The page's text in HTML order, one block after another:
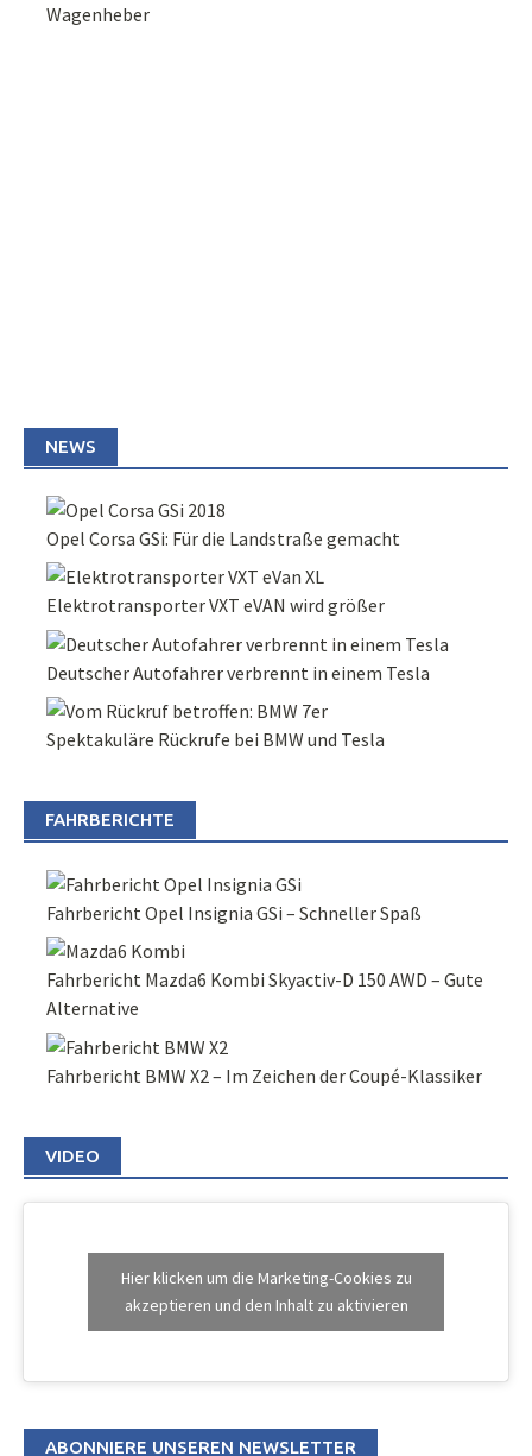
Wagenheber
NEWS
Opel Corsa GSi: Für die Landstraße gemacht
Elektrotransporter VXT eVAN wird größer
Deutscher Autofahrer verbrennt in einem Tesla
Spektakuläre Rückrufe bei BMW und Tesla
FAHRBERICHTE
Fahrbericht Opel Insignia GSi – Schneller Spaß
Fahrbericht Mazda6 Kombi Skyactiv-D 150 AWD – Gute
Alternative
Fahrbericht BMW X2 – Im Zeichen der Coupé-Klassiker
VIDEO
Hier klicken um die Marketing-Cookies zu
akzeptieren und den Inhalt zu aktivieren
ABONNIERE UNSEREN NEWSLETTER